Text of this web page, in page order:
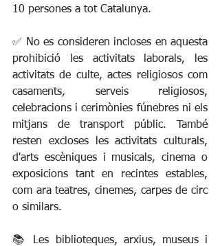
10 persones a tot Catalunya.
✅ No es consideren incloses en aquesta
prohibició les activitats laborals, les
activitats de culte, actes religiosos com
casaments, serveis religiosos,
celebracions i cerimònies fúnebres ni els
mitjans de transport públic. També
resten excloses les activitats culturals,
d'arts escèniques i musicals, cinema o
exposicions tant en recintes estables,
com ara teatres, cinemes, carpes de circ
o similars.
📚 Les biblioteques, arxius, museus i